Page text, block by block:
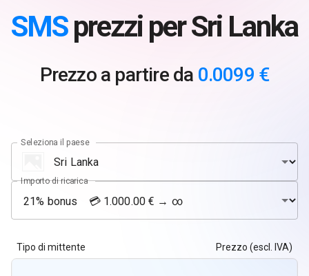
SMSprezzi per Sri Lanka
Prezzo a partire da 0.0099 €
Seleziona il paese
Importo di ricarica
Tipo di mittente Prezzo (escl. IVA)